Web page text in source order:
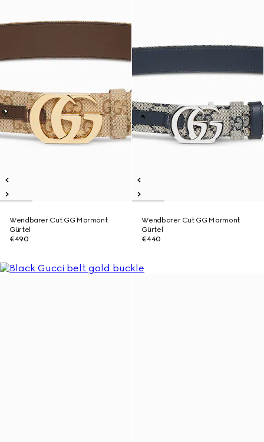
Wendbarer Cut GG Marmont
Gürtel
€490
Wendbarer Cut GG Marmont
Gürtel
€440